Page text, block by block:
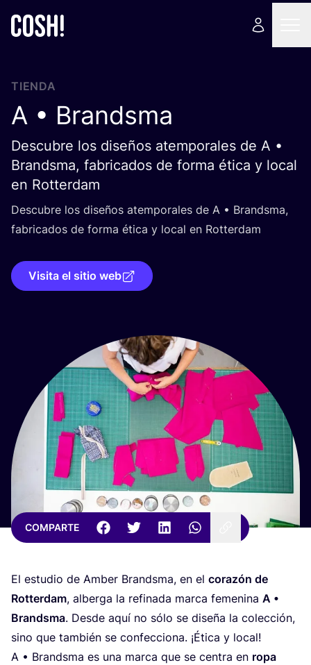
TIENDA
A • Brandsma
Descubre los diseños atemporales de A •
Brandsma, fabricados de forma ética y local
en Rotterdam
Des­cu­bre los dise­ños atem­po­ra­les de A • Brands­ma,
fabri­ca­dos de for­ma éti­ca y local en Rotterdam
Visita el sitio web
COMPARTE
El estu­dio de Amber Brands­ma, en el cora­zón de
Rot­ter­dam, alber­ga la refi­na­da mar­ca feme­ni­na A •
Brands­ma. Des­de aquí no sólo se dise­ña la colec­ción,
sino que tam­bién se con­fec­cio­na. ¡Éti­ca y local!
A • Brands­ma es una mar­ca que se cen­tra en ropa